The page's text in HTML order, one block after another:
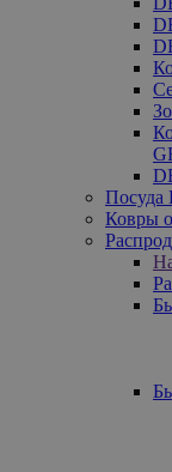
Посуда
Ковры